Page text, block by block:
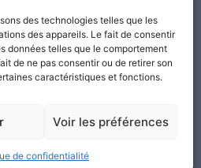
des technologies telles que les
des appareils. Le fait de consentir
données telles que le comportement
de ne pas consentir ou de retirer son
caractéristiques et fonctions.
Voir les préférences
de confidentialité